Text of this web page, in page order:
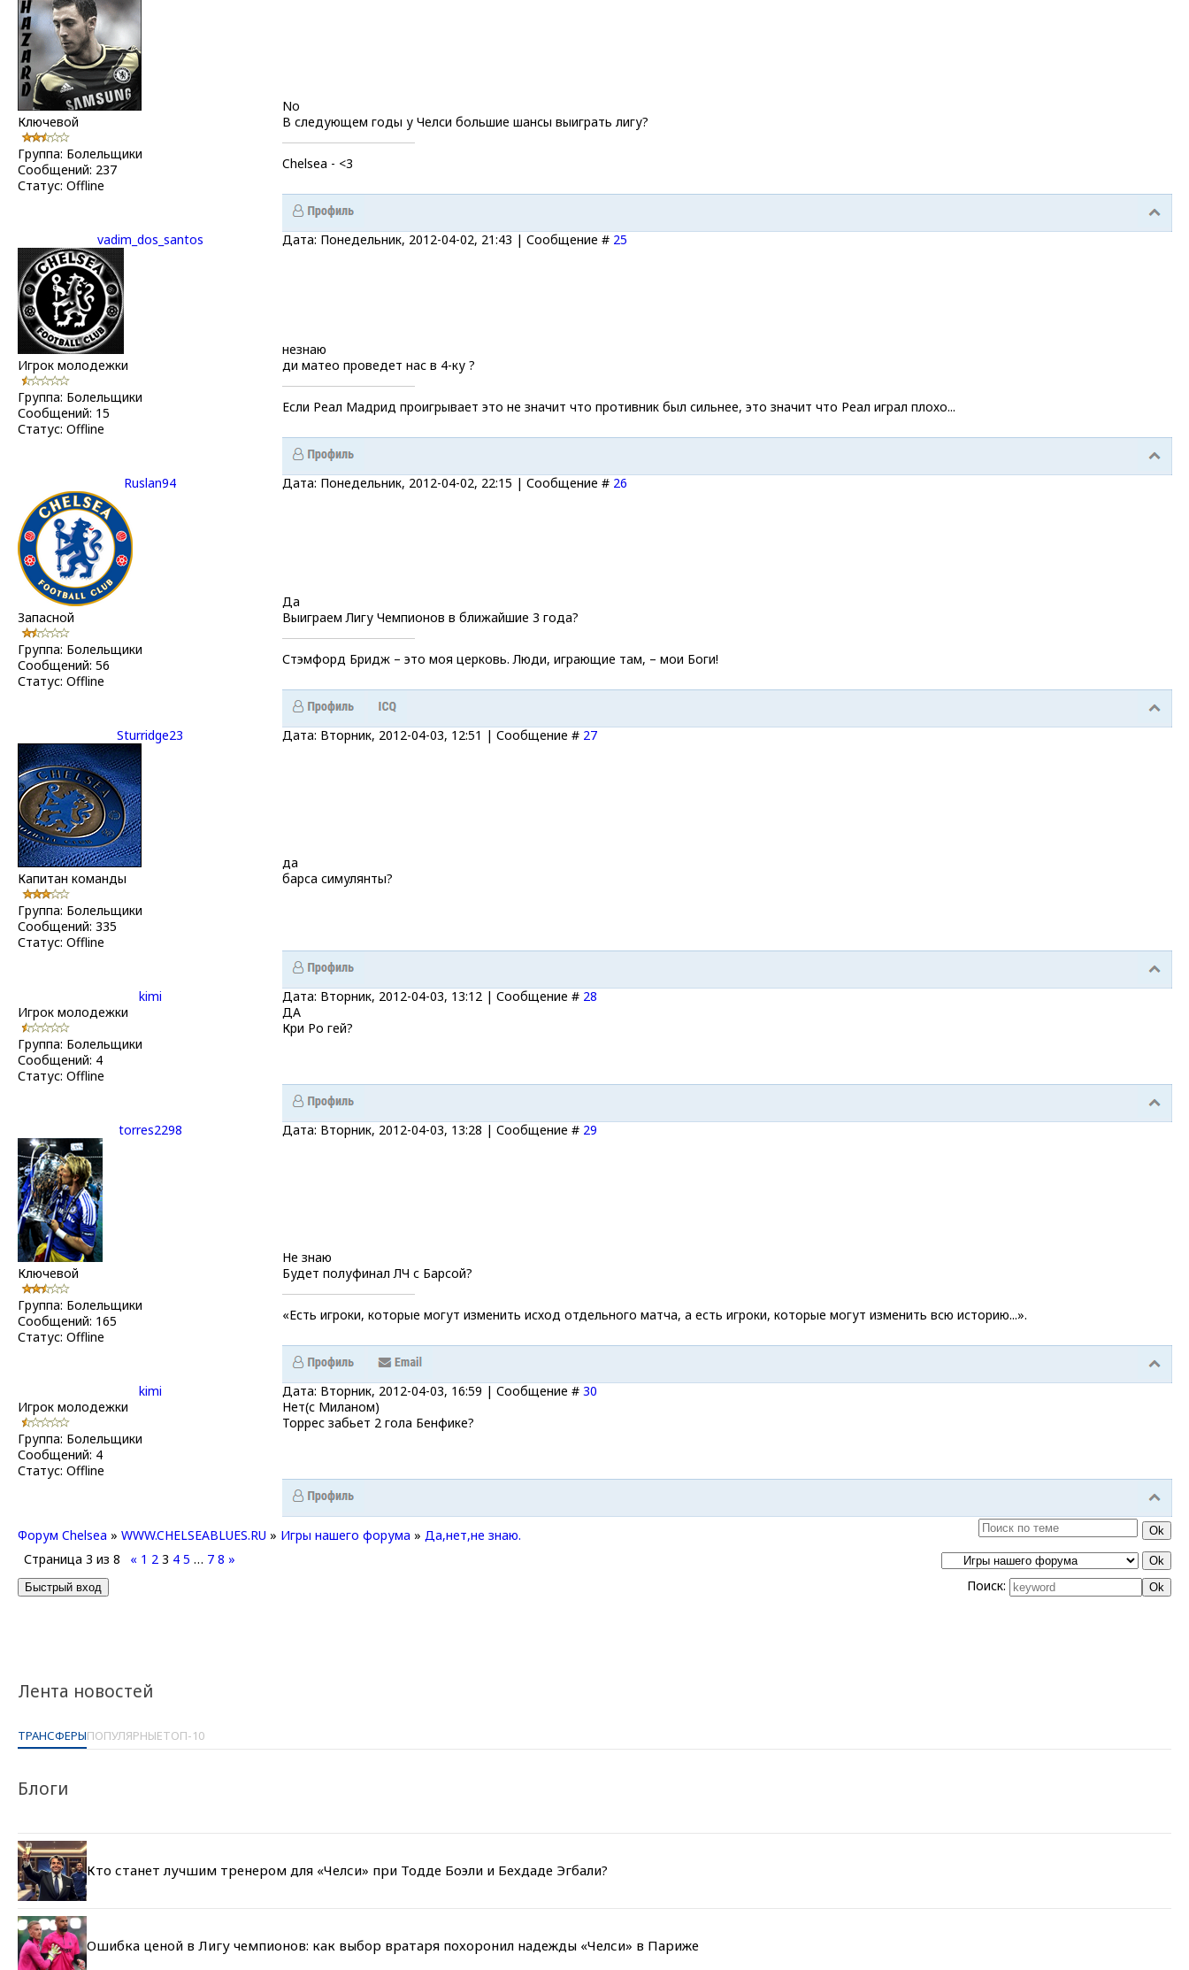
Лента новостей
ТРАНСФЕРЫПОПУЛЯРНЫЕТОП-10
Блоги
Кто станет лучшим тренером для «Челси» при Тодде Боэли и Бехдаде Эгбали?
Ошибка ценой в Лигу чемпионов: как выбор вратаря похоронил надежды «Челси» в Париже
Ключевой
Группа: Болельщики
Сообщений: 237
Статус: Offline
No
В следующем годы у Челси большие шансы выиграть лигу?
Chelsea - <3
vadim_dos_santos Дата: Понедельник, 2012-04-02, 21:43 | Сообщение # 25
Игрок молодежки
Группа: Болельщики
Сообщений: 15
Статус: Offline
незнаю
ди матео проведет нас в 4-ку ?
Если Реал Мадрид проигрывает это не значит что противник был сильнее, это значит что Реал играл плохо...
Ruslan94 Дата: Понедельник, 2012-04-02, 22:15 | Сообщение # 26
Запасной
Группа: Болельщики
Сообщений: 56
Статус: Offline
Да
Выиграем Лигу Чемпионов в ближайшие 3 года?
Стэмфорд Бридж – это моя церковь. Люди, играющие там, – мои Боги!
Sturridge23 Дата: Вторник, 2012-04-03, 12:51 | Сообщение # 27
Капитан команды
Группа: Болельщики
Сообщений: 335
Статус: Offline
да
барса симулянты?
kimi Дата: Вторник, 2012-04-03, 13:12 | Сообщение # 28
Игрок молодежки
Группа: Болельщики
Сообщений: 4
Статус: Offline
ДА
Кри Ро гей?
torres2298 Дата: Вторник, 2012-04-03, 13:28 | Сообщение # 29
Ключевой
Группа: Болельщики
Сообщений: 165
Статус: Offline
Не знаю
Будет полуфинал ЛЧ с Барсой?
«Есть игроки, которые могут изменить исход отдельного матча, а есть игроки, которые могут изменить всю историю...».
kimi Дата: Вторник, 2012-04-03, 16:59 | Сообщение # 30
Игрок молодежки
Группа: Болельщики
Сообщений: 4
Статус: Offline
Нет(с Миланом)
Торрес забьет 2 гола Бенфике?
Форум Chelsea » WWW.CHELSEABLUES.RU » Игры нашего форума » Да,нет,не знаю.
Страница 3 из 8 « 1 2 3 4 5 … 7 8 »
Поиск: